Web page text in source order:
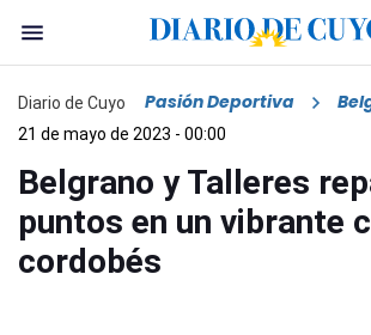
Diario de Cuyo Pasión Deportiva
21 de mayo de 2023 - 00:00
Belgrano y Talleres
puntos en un vibrante
cordobés